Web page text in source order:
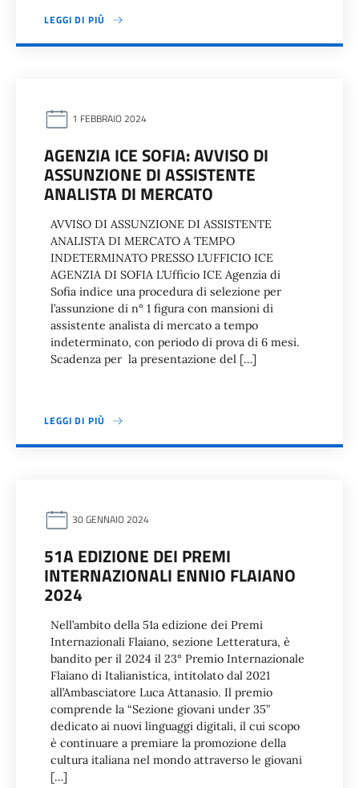
LEGGI DI PIÙ
1 FEBBRAIO 2024
AGENZIA ICE SOFIA: AVVISO DI
ASSUNZIONE DI ASSISTENTE
ANALISTA DI MERCATO
AVVISO DI ASSUNZIONE DI ASSISTENTE
ANALISTA DI MERCATO A TEMPO
INDETERMINATO PRESSO L’UFFICIO ICE
AGENZIA DI SOFIA L’Ufficio ICE Agenzia di
Sofia indice una procedura di selezione per
l’assunzione di n° 1 figura con mansioni di
assistente analista di mercato a tempo
indeterminato, con periodo di prova di 6 mesi.
Scadenza per la presentazione del […]
LEGGI DI PIÙ
30 GENNAIO 2024
51A EDIZIONE DEI PREMI
INTERNAZIONALI ENNIO FLAIANO
2024
Nell’ambito della 51a edizione dei Premi
Internazionali Flaiano, sezione Letteratura, è
bandito per il 2024 il 23° Premio Internazionale
Flaiano di Italianistica, intitolato dal 2021
all’Ambasciatore Luca Attanasio. Il premio
comprende la “Sezione giovani under 35”
dedicato ai nuovi linguaggi digitali, il cui scopo
è continuare a premiare la promozione della
cultura italiana nel mondo attraverso le giovani
[…]